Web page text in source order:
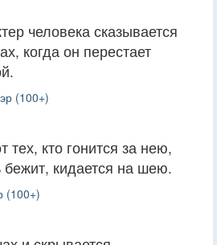
человека сказывается
когда он перестает
(100+)
тех, кто гонится за нею,
бежит, кидается на шею.
(100+)